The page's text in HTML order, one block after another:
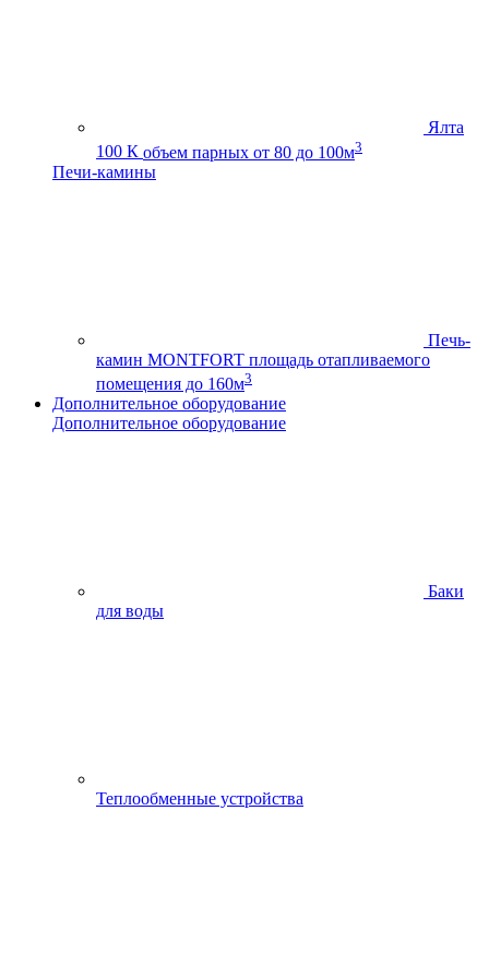
Ялта
100 К объем парных от 80 до 100м3
Печи-камины
Печь-
камин MONTFORT площадь отапливаемого
помещения до 160м3
Дополнительное оборудование
Дополнительное оборудование
Баки
для воды
Теплообменные устройства